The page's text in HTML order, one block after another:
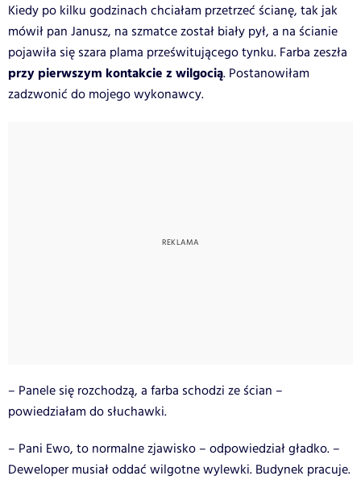
Kiedy po kilku godzinach chciałam przetrzeć ścianę, tak jak
mówił pan Janusz, na szmatce został biały pył, a na ścianie
pojawiła się szara plama prześwitującego tynku. Farba zeszła
przy pierwszym kontakcie z wilgocią. Postanowiłam
zadzwonić do mojego wykonawcy.
– Panele się rozchodzą, a farba schodzi ze ścian –
powiedziałam do słuchawki.
– Pani Ewo, to normalne zjawisko – odpowiedział gładko. –
Deweloper musiał oddać wilgotne wylewki. Budynek pracuje.